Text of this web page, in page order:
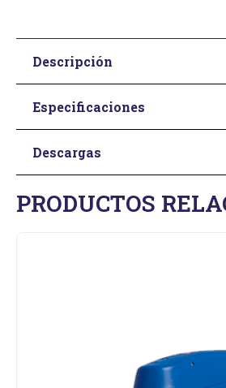
Descripción
Especificaciones
Descargas
PRODUCTOS